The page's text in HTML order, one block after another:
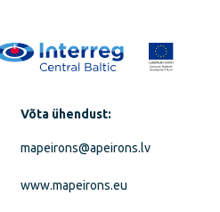
Võta ühendust:
mapeirons@apeirons.lv
www.mapeirons.eu